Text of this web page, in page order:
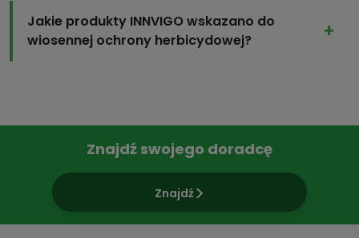
Jakie produkty INNVIGO wskazano do
wiosennej ochrony herbicydowej?
Znajdź swojego doradcę
Znajdź